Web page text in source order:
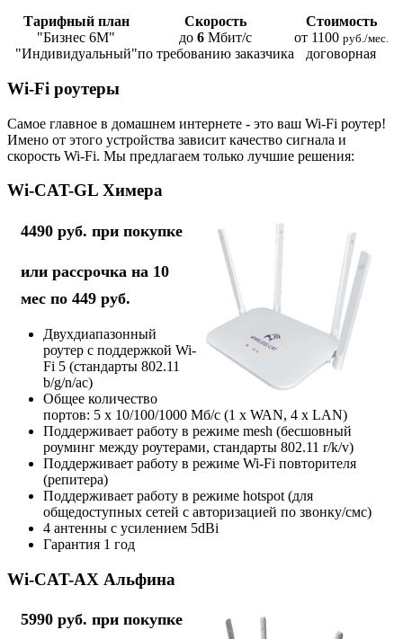
Тарифный план
Скорость
Стоимость
"Бизнес 6М"
до 6 Мбит/с от 1100 руб./мес.
"Индивидуальный"по требованию заказчика договорная
Wi-Fi роутеры
Самое главное в домашнем интернете - это ваш Wi-Fi роутер!
Имено от этого устройства зависит качество сигнала и
скорость Wi-Fi. Мы предлагаем только лучшие решения:
Wi-CAT-GL Химера
4490 руб. при покупке
или рассрочка на 10
мес по 449 руб.
Двухдиапазонный
роутер с поддержкой Wi-
Fi 5 (стандарты 802.11
b/g/n/ac)
Общее количество
портов: 5 х 10/100/1000 Мб/с (1 x WAN, 4 x LAN)
Поддерживает работу в режиме mesh (бесшовный
роуминг между роутерами, стандарты 802.11 r/k/v)
Поддерживает работу в режиме Wi-Fi повторителя
(репитера)
Поддерживает работу в режиме hotspot (для
общедоступных сетей с авторизацией по звонку/смс)
4 антенны с усилением 5dBi
Гарантия 1 год
Wi-CAT-AX Альфина
5990 руб. при покупке